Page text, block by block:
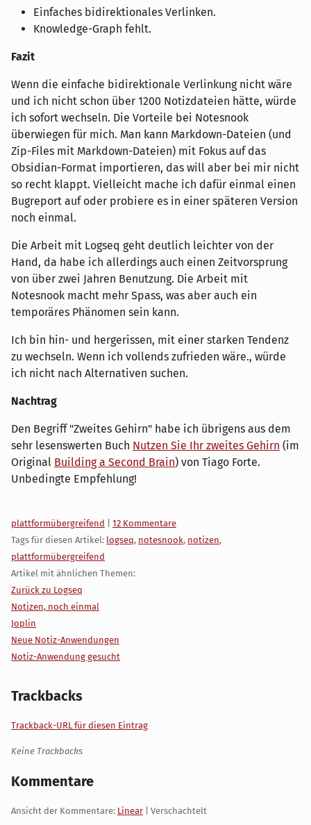
Einfaches bidirektionales Verlinken.
Knowledge-Graph fehlt.
Fazit
Wenn die einfache bidirektionale Verlinkung nicht wäre
und ich nicht schon über 1200 Notizdateien hätte, würde
ich sofort wechseln. Die Vorteile bei Notesnook
überwiegen für mich. Man kann Markdown-Dateien (und
Zip-Files mit Markdown-Dateien) mit Fokus auf das
Obsidian-Format importieren, das will aber bei mir nicht
so recht klappt. Vielleicht mache ich dafür einmal einen
Bugreport auf oder probiere es in einer späteren Version
noch einmal.
Die Arbeit mit Logseq geht deutlich leichter von der
Hand, da habe ich allerdings auch einen Zeitvorsprung
von über zwei Jahren Benutzung. Die Arbeit mit
Notesnook macht mehr Spass, was aber auch ein
temporäres Phänomen sein kann.
Ich bin hin- und hergerissen, mit einer starken Tendenz
zu wechseln. Wenn ich vollends zufrieden wäre., würde
ich nicht nach Alternativen suchen.
Nachtrag
Den Begriff "Zweites Gehirn" habe ich übrigens aus dem
sehr lesenswerten Buch Nutzen Sie Ihr zweites Gehirn (im
Original Building a Second Brain) von Tiago Forte.
Unbedingte Empfehlung!
Kategorien:
plattformübergreifend
12 Kommentare
Tags für diesen Artikel: logseq, notesnook, notizen,
plattformübergreifend
Artikel mit ähnlichen Themen:
Zurück zu Logseq
Notizen, noch einmal
Joplin
Neue Notiz-Anwendungen
Notiz-Anwendung gesucht
Trackbacks
Trackback-URL für diesen Eintrag
Keine Trackbacks
Kommentare
Ansicht der Kommentare: Linear | Verschachtelt